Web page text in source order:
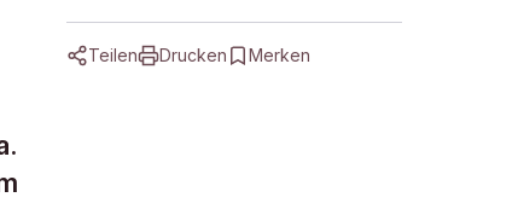
Teilen Drucken Merken